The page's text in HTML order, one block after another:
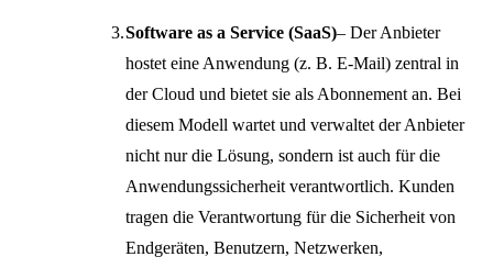
Software as a Service (SaaS)– Der Anbieter
hostet eine Anwendung (z. B. E-Mail) zentral in
der Cloud und bietet sie als Abonnement an. Bei
diesem Modell wartet und verwaltet der Anbieter
nicht nur die Lösung, sondern ist auch für die
Anwendungssicherheit verantwortlich. Kunden
tragen die Verantwortung für die Sicherheit von
Endgeräten, Benutzern, Netzwerken,